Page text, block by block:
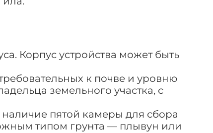
Корпус устройства может быть
к почве и уровню
земельного участка, с
пятой камеры для сбора
типом грунта — плывун или